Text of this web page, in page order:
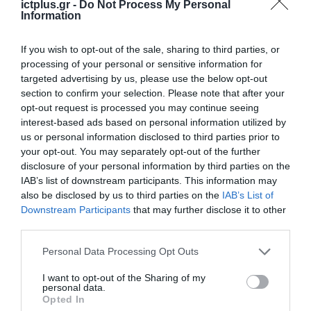
ictplus.gr - Do Not Process My Personal
Information
If you wish to opt-out of the sale, sharing to third parties, or
processing of your personal or sensitive information for
targeted advertising by us, please use the below opt-out
section to confirm your selection. Please note that after your
opt-out request is processed you may continue seeing
interest-based ads based on personal information utilized by
us or personal information disclosed to third parties prior to
your opt-out. You may separately opt-out of the further
disclosure of your personal information by third parties on the
IAB’s list of downstream participants. This information may
also be disclosed by us to third parties on the IAB’s List of
Downstream Participants that may further disclose it to other
Please note that this website/app uses one or more Google
not limited to your visit or usage behaviour. You may click to
grant or deny consent to Google and its third-party tags to
use your data for below specified purposes in below Google
Personal Data Processing Opt Outs
I want to opt-out of the Sharing of my
personal data.
Opted In
επανάσταση»
των ελληνικών
επιχειρήσεων στον
χώρο της άμυνας
31.07.2026
Η πιο ταξιδιάρικη
βαλίτσα του φετινού
καλοκαιριού έχει την
υπογραφή της Xiaomi
31.07.2026
ΟΛΗ Η ΡΟΗ ΕΙΔΗΣΕΩΝ